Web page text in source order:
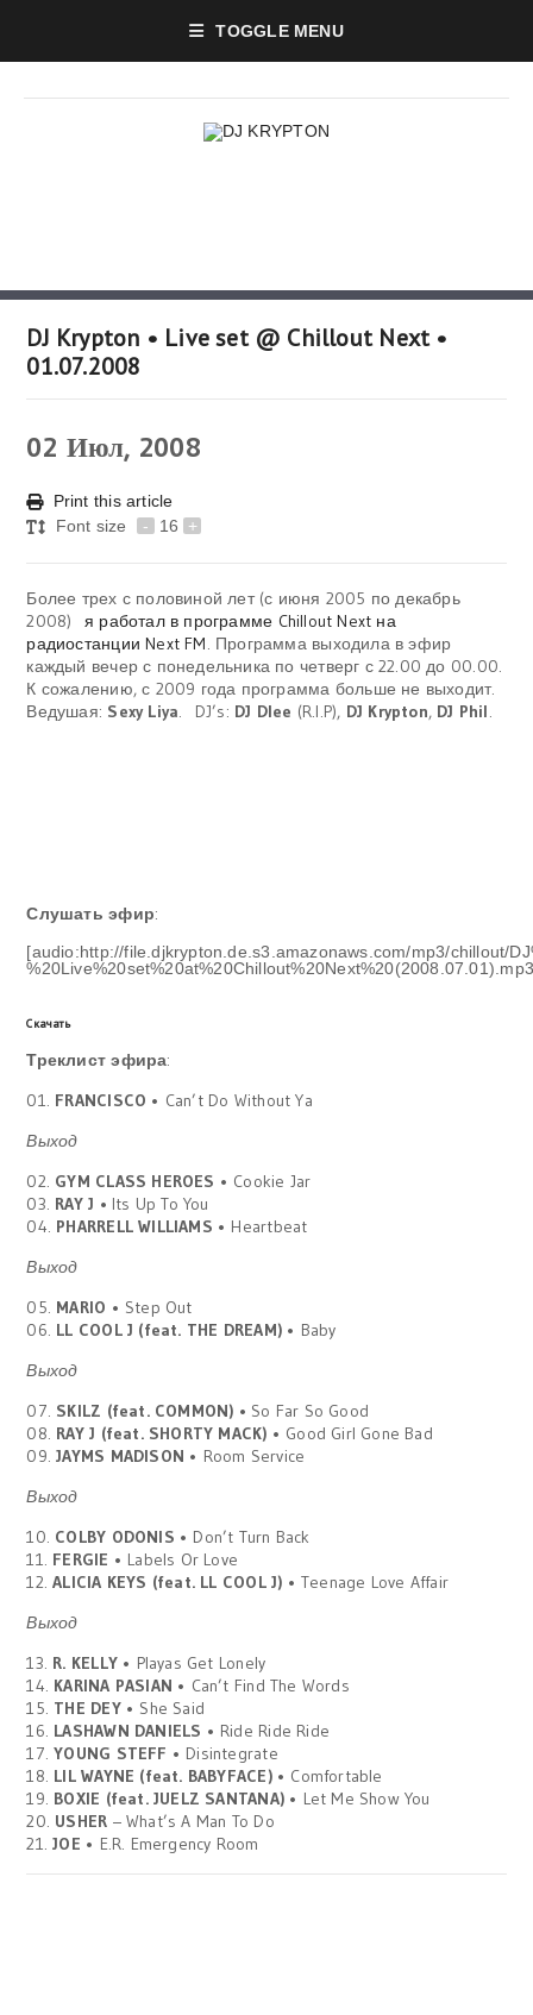
TOGGLE MENU
DJ Krypton • Live set @ Chillout Next •
01.07.2008
02 Июл, 2008
Print this article
Font size
- 16 +
Более трех с половиной лет (с июня 2005 по декабрь
2008) я работал в программе Chillout Next на
радиостанции Next FM. Программа выходила в эфир
каждый вечер с понедельника по четверг с 22.00 до 00.00.
К сожалению, с 2009 года программа больше не выходит.
Ведушая: Sexy Liya. DJ’s: DJ Dlee (R.I.P), DJ Krypton, DJ Phil.
Слушать эфир:
[audio:http://file.djkrypton.de.s3.amazonaws.com/mp3/chillout/
Скачать
Треклист эфира:
01. FRANCISCO • Can’t Do Without Ya
Выход
02. GYM CLASS HEROES • Cookie Jar
03. RAY J • Its Up To You
04. PHARRELL WILLIAMS • Heartbeat
Выход
05. MARIO • Step Out
06. LL COOL J (feat. THE DREAM)• Baby
Выход
07. SKILZ (feat. COMMON) • So Far So Good
08. RAY J (feat. SHORTY MACK) • Good Girl Gone Bad
09.JAYMS MADISON • Room Service
Выход
10. COLBY ODONIS • Don’t Turn Back
11. FERGIE • Labels Or Love
12.ALICIA KEYS (feat. LL COOL J) • Teenage Love Affair
Выход
13. R. KELLY• Playas Get Lonely
14. KARINA PASIAN • Can’t Find The Words
15. THE DEY• She Said
16. LASHAWN DANIELS • Ride Ride Ride
17.YOUNG STEFF • Disintegrate
18. LIL WAYNE (feat. BABYFACE)• Comfortable
19. BOXIE (feat. JUELZ SANTANA)• Let Me Show You
20. USHER – What’s A Man To Do
21.JOE • E.R. Emergency Room